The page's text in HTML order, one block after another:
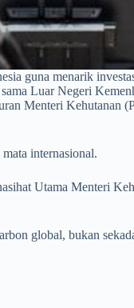
guna menarik
sama Luar Negeri
Menteri Kehutanan
internasional.
Utama Menteri
global, bukan